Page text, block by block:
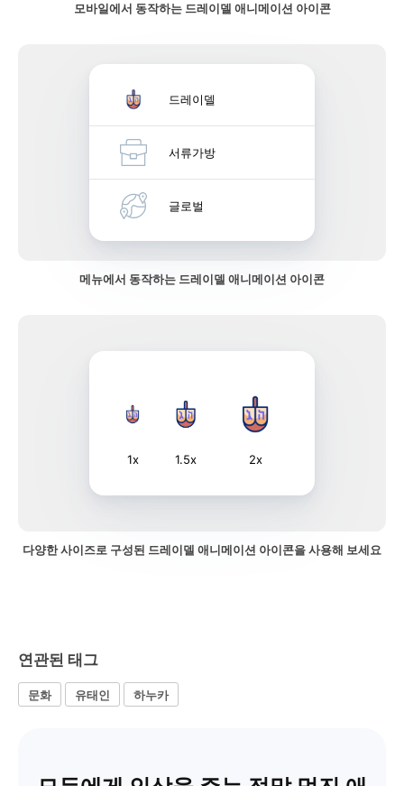
모바일에서 동작하는 드레이델 애니메이션 아이콘
드레이델
서류가방
글로벌
메뉴에서 동작하는 드레이델 애니메이션 아이콘
1x 1.5x 2x
다양한 사이즈로 구성된 드레이델 애니메이션 아이콘을 사용해 보세요
연관된 태그
문화 유태인 하누카